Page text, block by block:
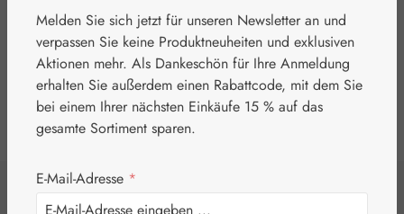
Werkzeugleiste anzeigen
⚘ Botanicals
Melden Sie sich jetzt für unseren Newsletter an und
verpassen Sie keine Produktneuheiten und exklusiven
Aktionen mehr. Als Dankeschön für Ihre Anmeldung
erhalten Sie außerdem einen Rabattcode, mit dem Sie
bei einem Ihrer nächsten Einkäufe 15 % auf das
gesamte Sortiment sparen.
E-Mail-Adresse *